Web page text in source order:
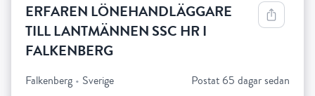
ERFAREN LÖNEHANDLÄGGARE
TILL LANTMÄNNEN SSC HR I
FALKENBERG
Falkenberg • Sverige Postat 65 dagar sedan